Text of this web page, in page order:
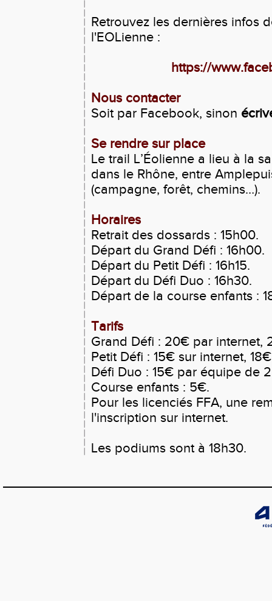
Retrouvez les dernières infos
l'EOLienne :
https://
Nous contacter
Soit par Facebook, sinon
Se rendre sur place
Le trail L’Éolienne a lieu à la
dans le Rhône, entre
(campagne, forêt, chemins…).
Horaires
Retrait des dossards : 15h00.
Départ du Grand Défi : 16h00.
Départ du Petit Défi : 16h15.
Départ du Défi Duo : 16h30.
Départ de la course enfants :
Tarifs
Grand Défi : 20€ par internet,
Petit Défi : 15€ sur internet,
Défi Duo : 15€ par équipe de
Course enfants : 5€.
Pour les licenciés FFA, une
l'inscription sur internet.
Les podiums sont à 18h30.